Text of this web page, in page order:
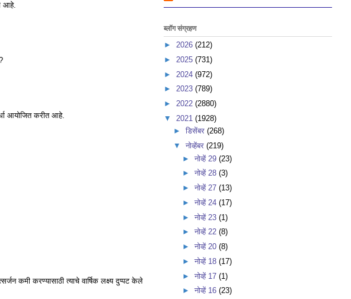
आहे.
आयोजित करीत आहे.
कमी करण्यासाठी त्याचे वार्षिक लक्ष्य दुप्पट केले
ब्लॉग संग्रहण
► 2026 (212)
► 2025 (731)
► 2024 (972)
► 2023 (789)
► 2022 (2880)
▼ 2021 (1928)
► डिसेंबर (268)
▼ नोव्हेंबर (219)
►नोव्हें 29(23)
►नोव्हें 28(3)
►नोव्हें 27(13)
►नोव्हें 24(17)
►नोव्हें 23(1)
►नोव्हें 22(8)
►नोव्हें 20(8)
►नोव्हें 18(17)
►नोव्हें 17(1)
►नोव्हें 16(23)